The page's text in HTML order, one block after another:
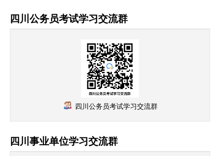
四川公务员考试学习交流群
四川公务员考试学习交流群
四川事业单位学习交流群